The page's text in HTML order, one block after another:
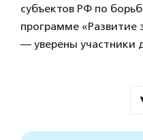
субъектов РФ по
программе «Развитие
— уверены участники